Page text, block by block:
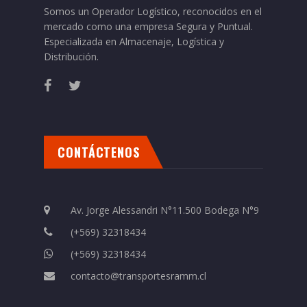
Somos un Operador Logístico, reconocidos en el
mercado como una empresa Segura y Puntual.
Especializada en Almacenaje, Logística y
Distribución.
CONTÁCTENOS
Av. Jorge Alessandri N°11.500 Bodega N°9
(+569) 32318434
(+569) 32318434
contacto@transportesramm.cl